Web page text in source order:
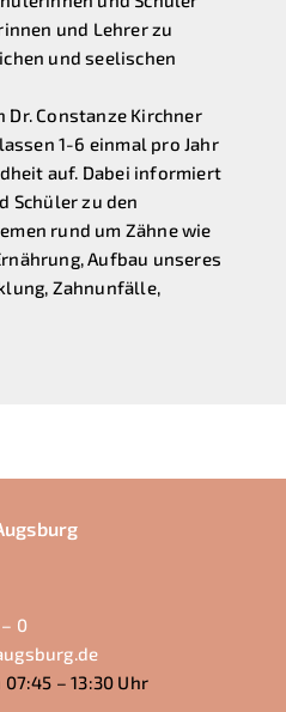
und Lehrer zu
und seelischen
Dr. Constanze Kirchner
1-6 einmal pro Jahr
auf. Dabei informiert
Schüler zu den
rund um Zähne wie
Aufbau unseres
Zahnunfälle,
0
– 13:30 Uhr